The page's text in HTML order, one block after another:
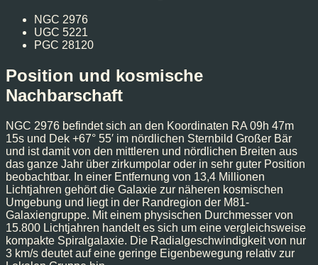
NGC 2976
UGC 5221
PGC 28120
Position und kosmische
Nachbarschaft
NGC 2976 befindet sich an den Koordinaten RA 09h 47m
15s und Dek +67° 55′ im nördlichen Sternbild Großer Bär
und ist damit von den mittleren und nördlichen Breiten aus
das ganze Jahr über zirkumpolar oder in sehr guter Position
beobachtbar. In einer Entfernung von 13,4 Millionen
Lichtjahren gehört die Galaxie zur näheren kosmischen
Umgebung und liegt in der Randregion der M81-
Galaxiengruppe. Mit einem physischen Durchmesser von
15.800 Lichtjahren handelt es sich um eine vergleichsweise
kompakte Spiralgalaxie. Die Radialgeschwindigkeit von nur
3 km/s deutet auf eine geringe Eigenbewegung relativ zur